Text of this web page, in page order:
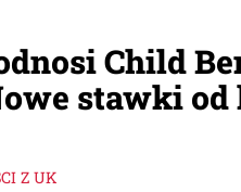
Child
stawki
Z UK